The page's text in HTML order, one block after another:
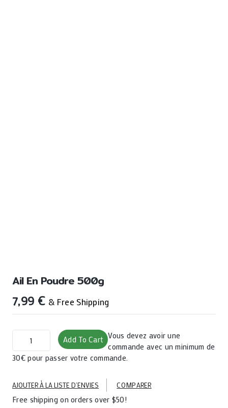
Ail En Poudre 500g
7,99 € & Free Shipping
Ail
poudre
Add To Cart Vous devez avoir une
commande avec un minimum de
30€ pour passer votre commande.
AJOUTER À LA LISTE D’ENVIES COMPARER
Free shipping on orders over $50!